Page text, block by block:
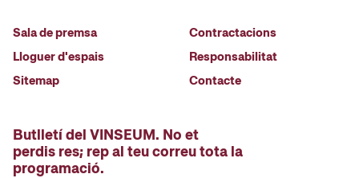
Sala de premsa
Lloguer d'espais
Sitemap
Contractacions
Responsabilitat
Contacte
Butlletí del VINSEUM. No et
perdis res; rep al teu correu tota la
programació.